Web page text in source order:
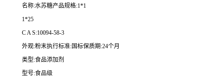
名称:水苏糖产品规格:1*1
1*25
C A S:10094-58-3
外观:粉末执行标准:国标保质期:24个月
类型:食品添加剂
型号:食品级